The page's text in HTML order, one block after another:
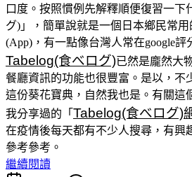
口度。按照慣例先解釋順便復習一下
グ)」，簡單說就是一個日本鄉民常
(App)，有一點像台灣人常在google評
Tabelog(食べログ)已然是龐然大
餐廳資訊的功能也很豐富。是以，不
這份葵花寶典，自然我也是。有關這
我分享過的「 Tabelog(食べログ)
在疫情後每天都有不少人搜尋，有興
參考參考。
繼續閱讀